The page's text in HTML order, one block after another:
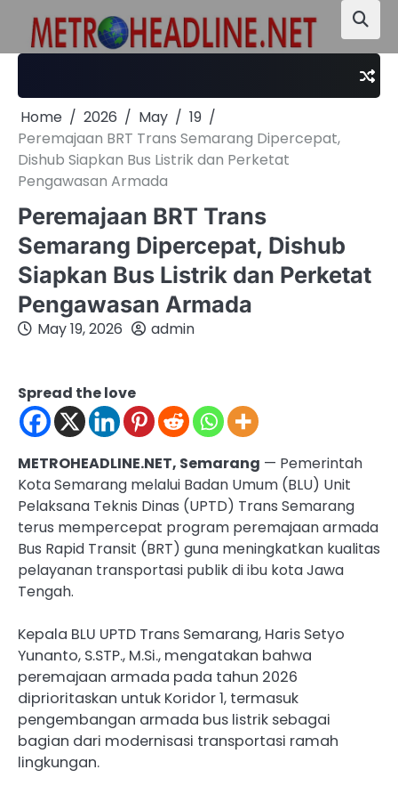
content
Home 2026 May
19
Peremajaan BRT Trans Semarang Dipercepat,
Dishub Siapkan Bus Listrik dan Perketat
Pengawasan Armada
Peremajaan BRT Trans
Semarang Dipercepat, Dishub
Siapkan Bus Listrik dan Perketat
Pengawasan Armada
May 19, 2026 admin
Spread the love
METROHEADLINE.NET, Semarang — Pemerintah
Kota Semarang melalui Badan Umum (BLU) Unit
Pelaksana Teknis Dinas (UPTD) Trans Semarang
terus mempercepat program peremajaan armada
Bus Rapid Transit (BRT) guna meningkatkan kualitas
pelayanan transportasi publik di ibu kota Jawa
Tengah.
Kepala BLU UPTD Trans Semarang, Haris Setyo
Yunanto, S.STP., M.Si., mengatakan bahwa
peremajaan armada pada tahun 2026
diprioritaskan untuk Koridor 1, termasuk
pengembangan armada bus listrik sebagai
bagian dari modernisasi transportasi ramah
lingkungan.